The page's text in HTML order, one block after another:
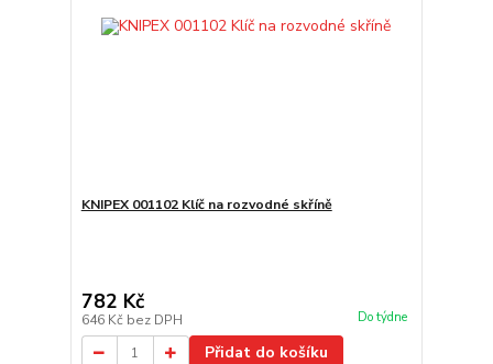
KNIPEX 001102 Klíč na rozvodné skříně
782 Kč
646 Kč bez DPH Do týdne
Přidat do košíku